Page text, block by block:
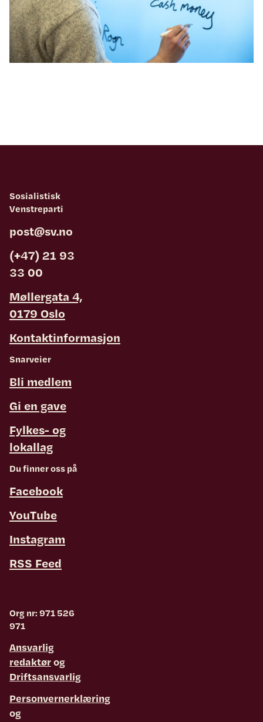
Sosialistisk
Venstreparti
post@sv.no
(+47) 21 93
33 00
Møllergata 4,
0179 Oslo
Kontaktinformasjon
Snarveier
Bli medlem
Gi en gave
Fylkes- og
lokallag
Du finner oss på
Facebook
YouTube
Instagram
RSS Feed
Org nr: 971 526
971
Ansvarlig
redaktørog
Driftsansvarlig
Personvernerklæring
og